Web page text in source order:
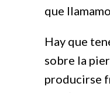
que
Hay que
sobre la
producirse